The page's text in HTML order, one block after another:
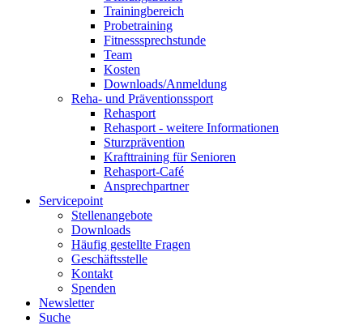
Trainingbereich
Probetraining
Fitnesssprechstunde
Team
Kosten
Downloads/Anmeldung
Reha- und Präventionssport
Rehasport
Rehasport - weitere Informationen
Sturzprävention
Krafttraining für Senioren
Rehasport-Café
Ansprechpartner
Servicepoint
Stellenangebote
Downloads
Häufig gestellte Fragen
Geschäftsstelle
Kontakt
Spenden
Newsletter
Suche